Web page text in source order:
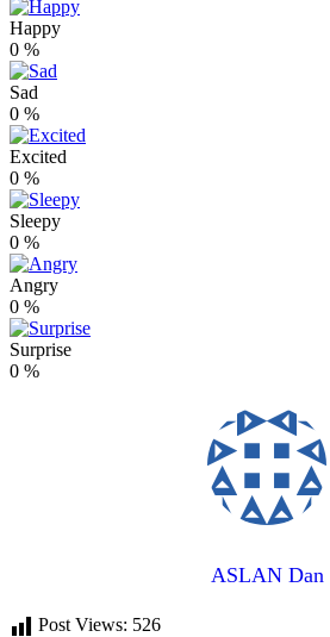
Happy
0 %
Sad
0 %
Excited
0 %
Sleepy
0 %
Angry
0 %
Surprise
0 %
ASLAN Dan
Post Views: 526